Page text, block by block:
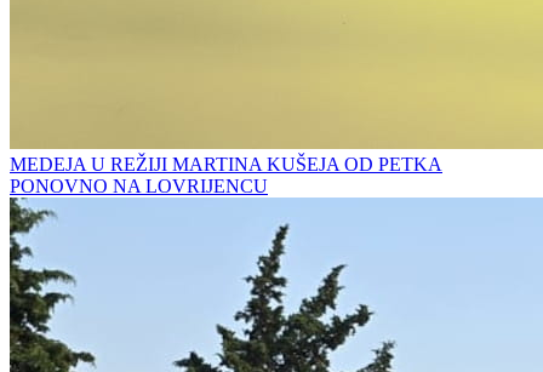
MEDEJA U REŽIJI MARTINA KUŠEJA OD PETKA
PONOVNO NA LOVRIJENCU